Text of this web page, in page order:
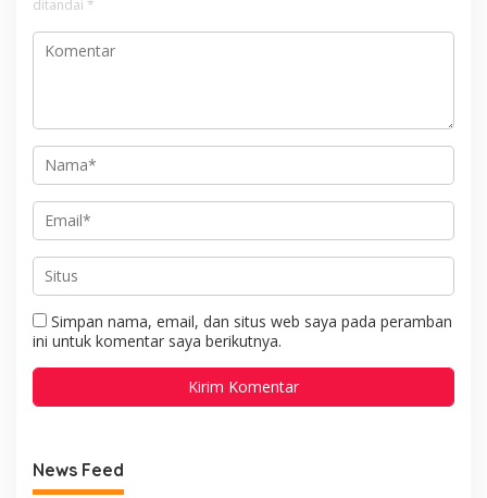
ditandai *
Simpan nama, email, dan situs web saya pada peramban
ini untuk komentar saya berikutnya.
News Feed